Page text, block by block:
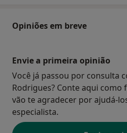
Opiniões em breve
Envie a primeira opinião
Você já passou por consulta
Rodrigues? Conte aqui como
vão te agradecer por ajudá-
especialista.